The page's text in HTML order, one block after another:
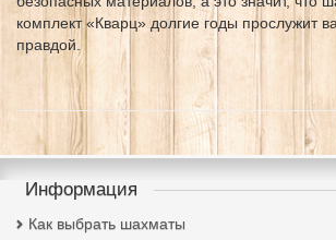
комплект «Кварц» долгие годы прослужит
правдой.
Информация
Как выбрать шахматы